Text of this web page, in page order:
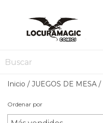
Inicio / JUEGOS DE MESA /
Ordenar por